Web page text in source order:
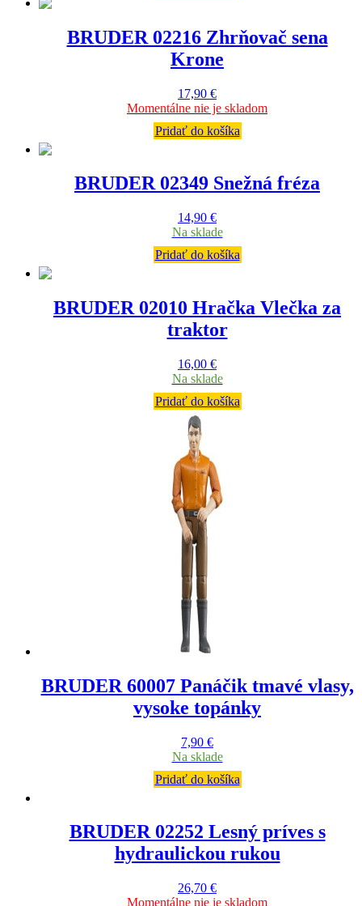
BRUDER 02216 Zhrňovač sena
Krone
17,90 €
Momentálne nie je skladom
Pridať do košíka
BRUDER 02349 Snežná fréza
14,90 €
Na sklade
Pridať do košíka
BRUDER 02010 Hračka Vlečka za
traktor
16,00 €
Na sklade
Pridať do košíka
BRUDER 60007 Panáčik tmavé vlasy,
vysoke topánky
7,90 €
Na sklade
Pridať do košíka
BRUDER 02252 Lesný príves s
hydraulickou rukou
26,70 €
Momentálne nie je skladom